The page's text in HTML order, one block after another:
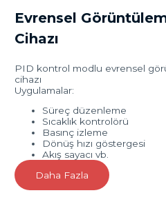
Evrensel
Cihazı
PID kontrol modlu evrensel
cihazı
Uygulamalar:
Süreç düzenleme
Sıcaklık kontrolörü
Basınç izleme
Dönüş hızı göstergesi
Akış sayacı vb.
Daha Fazla